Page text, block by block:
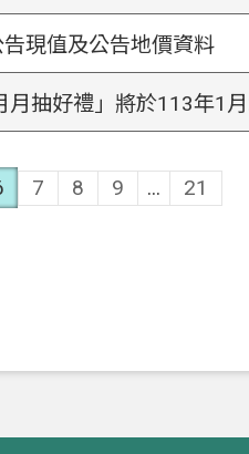
現值及公告地價資料
月抽好禮」將於113年1
7 8 9 ... 21